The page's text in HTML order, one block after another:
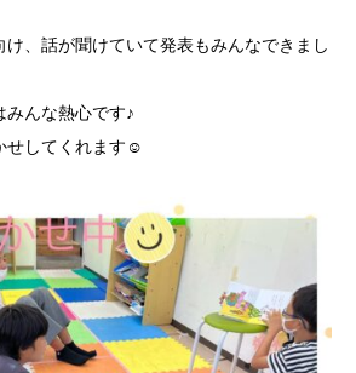
、話が聞けていて発表もみんなできまし
みんな熱心です♪
せしてくれます☺️